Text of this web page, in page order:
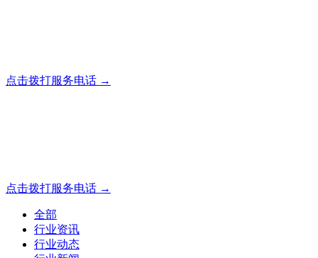
点击拨打服务电话 →
点击拨打服务电话 →
全部
行业资讯
行业动态